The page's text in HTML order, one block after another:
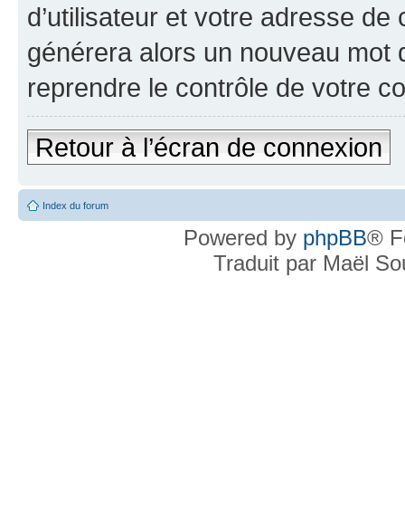
d’utilisateur et votre adresse
générera alors un nouveau
reprendre le contrôle de votre
Retour à l’écran de connexion
Index du forum
Powered by phpBB®
Traduit par Maël